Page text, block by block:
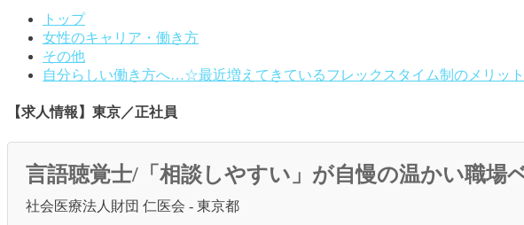
トップ
女性のキャリア・働き方
その他
自分らしい働き方へ…☆最近増えてきているフレックスタイム制のメリット
【求人情報】東京／正社員
言語聴覚士/「相談しやすい」が自慢の温かい職
社会医療法人財団 仁医会 - 東京都